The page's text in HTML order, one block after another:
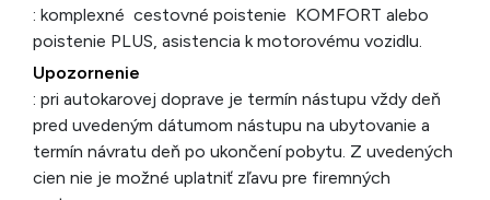
: komplexné cestovné poistenie KOMFORT alebo
poistenie PLUS, asistencia k motorovému vozidlu.
Upozornenie
: pri autokarovej doprave je termín nástupu vždy deň
pred uvedeným dátumom nástupu na ubytovanie a
termín návratu deň po ukončení pobytu. Z uvedených
cien nie je možné uplatniť zľavu pre firemných